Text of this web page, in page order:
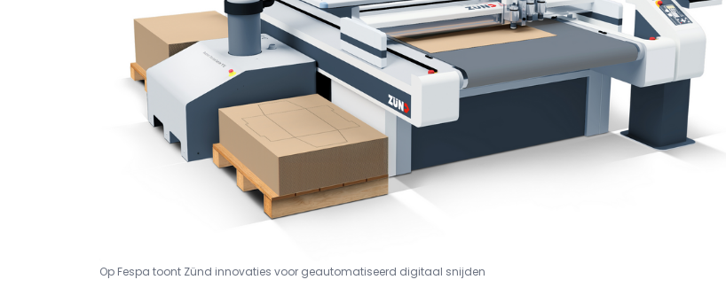
Op Fespa toont Zünd innovaties voor geautomatiseerd digitaal snijden